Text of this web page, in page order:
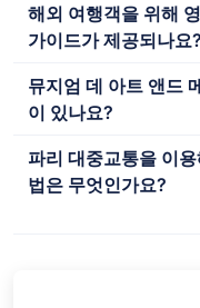
해외 여행객을 위해
가이드가 제공되나요?
뮤지엄 데 아트 앤드
이 있나요?
파리 대중교통을 이
법은 무엇인가요?